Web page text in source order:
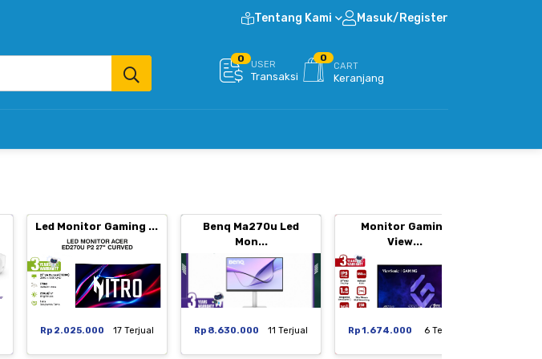
Tentang Kami Masuk/Register
0
USER
Transaksi
0
CART
Keranjang
Led Monitor Gaming ...
Rp 2.025.000 17 Terjual
Benq Ma270u Led
Mon...
Rp 8.630.000 11 Terjual
Monitor Gaming
View...
Rp 1.674.000 6 Terjual